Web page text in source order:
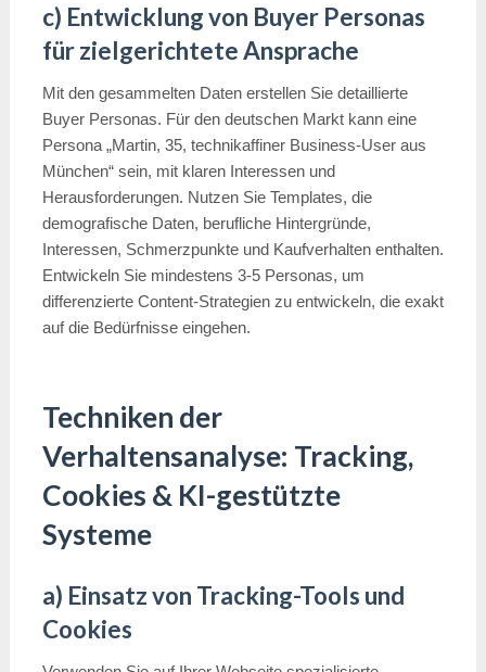
c) Entwicklung von Buyer Personas
für zielgerichtete Ansprache
Mit den gesammelten Daten erstellen Sie detaillierte
Buyer Personas. Für den deutschen Markt kann eine
Persona „Martin, 35, technikaffiner Business-User aus
München“ sein, mit klaren Interessen und
Herausforderungen. Nutzen Sie Templates, die
demografische Daten, berufliche Hintergründe,
Interessen, Schmerzpunkte und Kaufverhalten enthalten.
Entwickeln Sie mindestens 3-5 Personas, um
differenzierte Content-Strategien zu entwickeln, die exakt
auf die Bedürfnisse eingehen.
Techniken der
Verhaltensanalyse: Tracking,
Cookies & KI-gestützte
Systeme
a) Einsatz von Tracking-Tools und
Cookies